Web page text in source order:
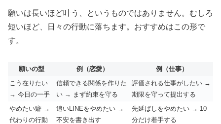
願いは長いほど叶う、というものではありません。むしろ
短いほど、日々の行動に落ちます。おすすめはこの形で
す。
願いの型 例（恋愛）
例（仕事）
こう在りたい
→ 今日の一手
信頼できる関係を作りた
い → まず約束を守る
評価される仕事がしたい →
期限を守って提出する
やめたい癖 →
代わりの行動
追いLINEをやめたい →
不安を書き出す
先延ばしをやめたい → 10
分だけ着手する